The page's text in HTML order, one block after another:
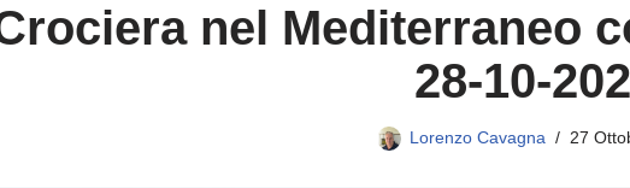
nel Mediterraneo
28-10-
Lorenzo Cavagna 27